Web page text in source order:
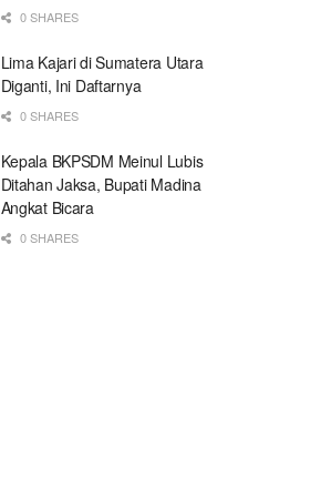
0 SHARES
Lima Kajari di Sumatera Utara
Diganti, Ini Daftarnya
0 SHARES
Kepala BKPSDM Meinul Lubis
Ditahan Jaksa, Bupati Madina
Angkat Bicara
0 SHARES